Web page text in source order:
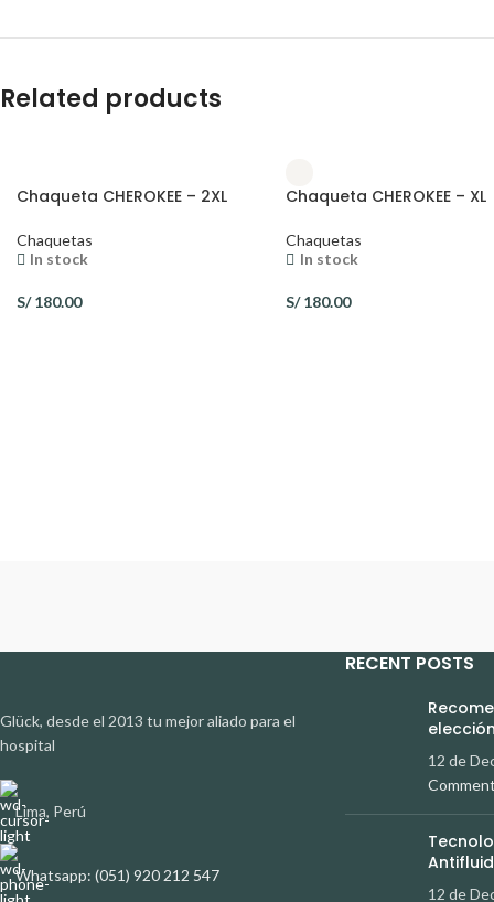
Related products
Chaqueta CHEROKEE – 2XL
Chaquetas
In stock
S/180.00
Chaqueta CHEROKEE – XL
Chaquetas
In stock
S/180.00
Glück, desde el 2013 tu mejor aliado para el
hospital
Lima, Perú
Whatsapp: (051) 920 212 547
RECENT POSTS
12 de
12 de